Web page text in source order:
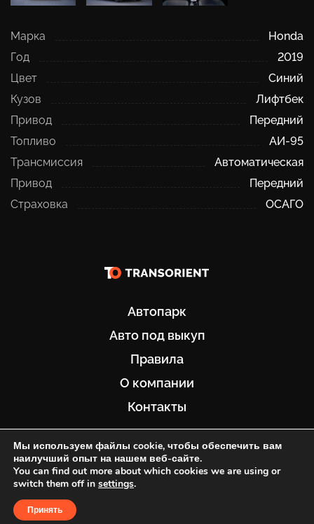
Марка
Honda
Год
2019
Цвет
Синий
Кузов
Лифтбек
Привод
Передний
Топливо
АИ-95
Трансмиссия
Автоматическая
Привод
Передний
Страховка
ОСАГО
Автопарк
Авто под выкуп
Правила
О компании
Контакты
+7 929 411-14-44
ООО «ТРАНСОРИЕНТ» Все права защищены
Мы используем файлы cookie, чтобы обеспечить вам
наилучший опыт на нашем веб-сайте.
You can find out more about which cookies we are using or
switch them off in settings.
Принять